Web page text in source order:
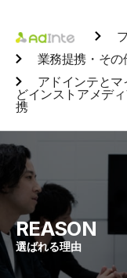
業務提携・その
アドインテと
どインストアメデ
携
選ばれる理由
REASON